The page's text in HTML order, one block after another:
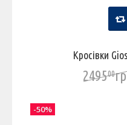
Кросівки
249500
-50%